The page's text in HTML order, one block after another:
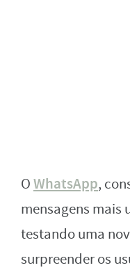
OWhatsApp,
mensagens mais
testando uma
surpreender os